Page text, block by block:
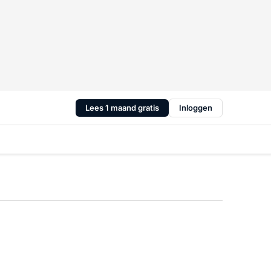
Lees 1 maand gratis Inloggen